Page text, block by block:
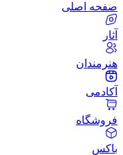
صفحه اصلی
آثار
هنرمندان
آکادمی
فروشگاه
باکس